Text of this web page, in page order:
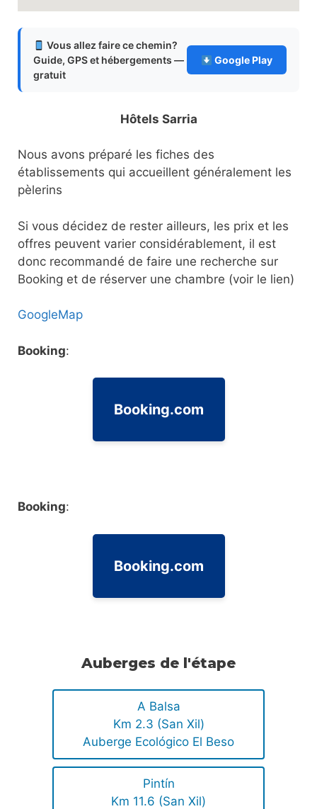
Vous allez faire ce chemin?
Guide, GPS et hébergements —
gratuit
Google Play
Hôtels Sarria
Nous avons préparé les fiches des
établissements qui accueillent généralement les
pèlerins
Si vous décidez de rester ailleurs, les prix et les
offres peuvent varier considérablement, il est
donc recommandé de faire une recherche sur
Booking et de réserver une chambre (voir le lien)
GoogleMap
Booking:
Booking.com
Booking:
Booking.com
Auberges de l'étape
A Balsa
Km 2.3 (San Xil)
Auberge Ecológico El Beso
Pintín
Km 11.6 (San Xil)